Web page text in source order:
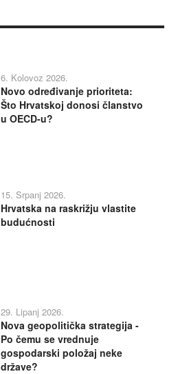
6. Kolovoz 2026.
Novo određivanje prioriteta:
Što Hrvatskoj donosi članstvo
u OECD-u?
15. Srpanj 2026.
Hrvatska na raskrižju vlastite
budućnosti
29. Lipanj 2026.
Nova geopolitička strategija -
Po čemu se vrednuje
gospodarski položaj neke
države?